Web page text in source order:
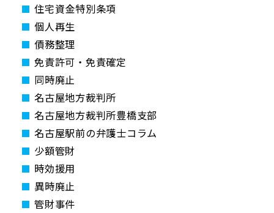
住宅資金特別条項
個人再生
債務整理
免責許可・免責確定
同時廃止
名古屋地方裁判所
名古屋地方裁判所豊橋支部
名古屋駅前の弁護士コラム
少額管財
時効援用
異時廃止
管財事件